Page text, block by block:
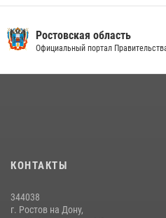
Ростовская область
Официальный портал Правительства
КОНТАКТЫ
344038
г. Ростов на Дону,